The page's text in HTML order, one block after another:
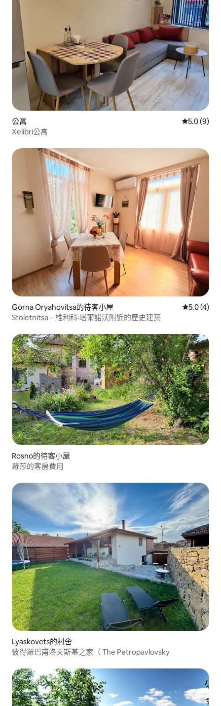
公寓 從 9 則評
5.0 (9)
Xelibri公寓
Gorna Oryahovitsa的待客小屋 從 4 則評
5.0 (4)
Stoletnitsa – 維利科·塔爾諾沃附近的歷史建築
Rosno的待客小屋
羅莎的客房費用
Lyaskovets的村舍
彼得羅巴甫洛夫斯基之家（ The Petropavlovsky